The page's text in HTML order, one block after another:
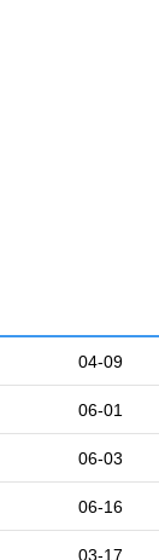
04-09
06-01
06-03
06-16
03-17